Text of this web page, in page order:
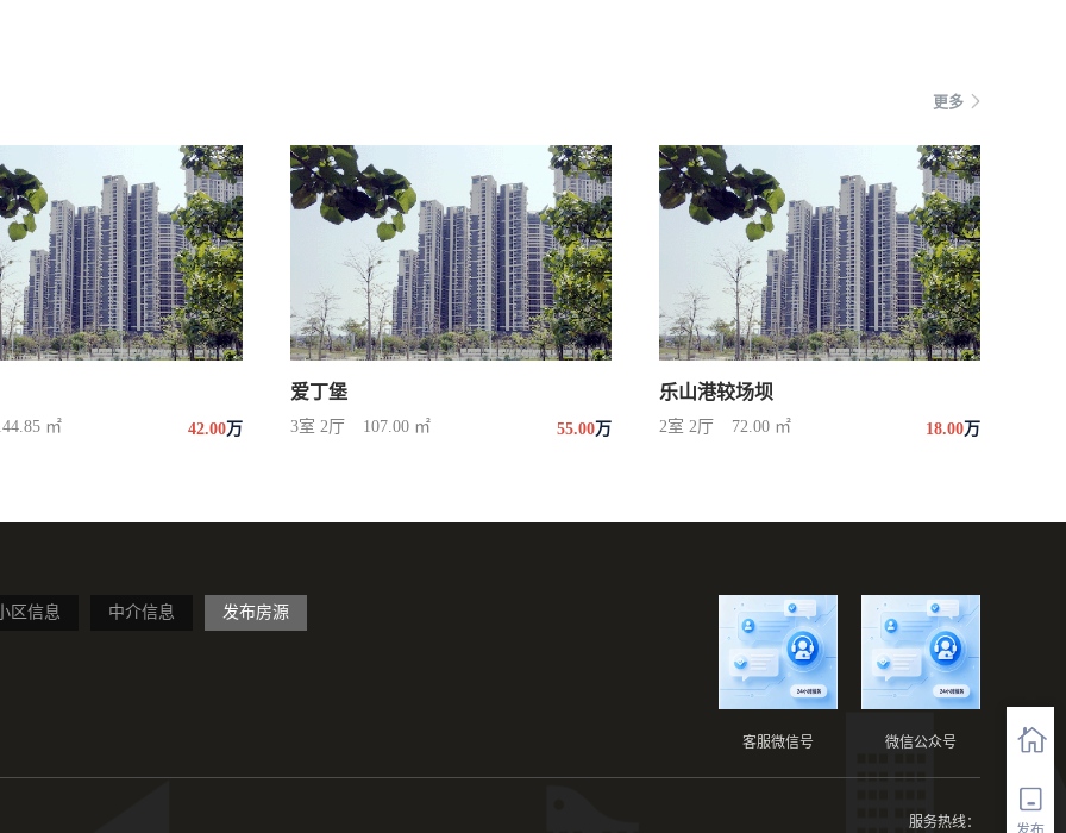
更多
㎡ 42.00万
爱丁堡
3室 2厅 107.00 ㎡ 55.00万
乐山港较场坝
2室 2厅 72.00 ㎡ 18.00万
区信息 中介信息 发布房源
微信公众号
客服微信号
服务热线：